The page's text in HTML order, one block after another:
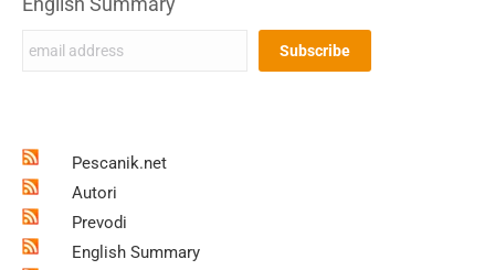
Pescanik.net
Autori
Prevodi
English Summary